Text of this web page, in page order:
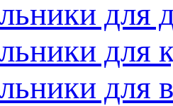
для
для
для